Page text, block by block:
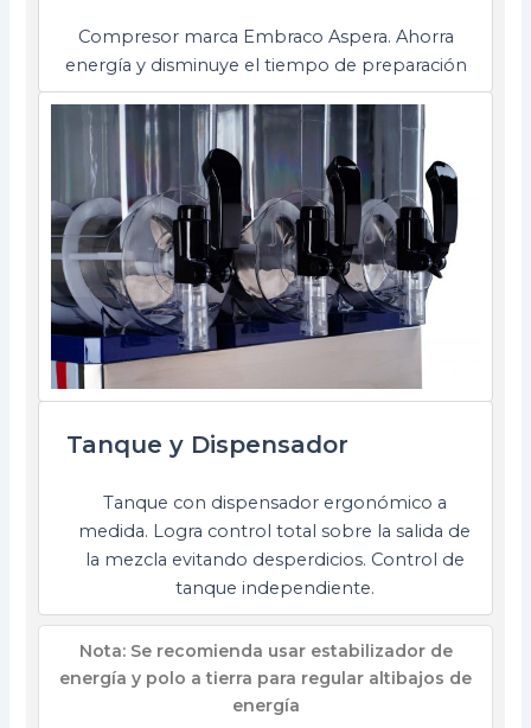
Compresor marca Embraco Aspera. Ahorra
energía y disminuye el tiempo de preparación
Tanque y Dispensador
Tanque con dispensador ergonómico a
medida. Logra control total sobre la salida de
la mezcla evitando desperdicios. Control de
tanque independiente.
Nota: Se recomienda usar estabilizador de
energía y polo a tierra para regular altibajos de
energía